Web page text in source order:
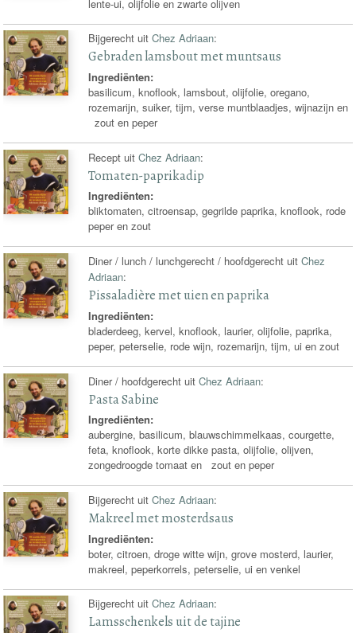
lente-ui, olijfolie en zwarte olijven
Bijgerecht uitChez Adriaan:
Gebraden lamsbout met muntsaus
Ingrediënten:
basilicum, knoflook, lamsbout, olijfolie, oregano,
rozemarijn, suiker, tijm, verse muntblaadjes, wijnazijn en
zout en peper
Recept uitChez Adriaan:
Tomaten-paprikadip
Ingrediënten:
bliktomaten, citroensap, gegrilde paprika, knoflook, rode
peper en zout
Diner / lunch / lunchgerecht / hoofdgerecht uitChez
Adriaan:
Pissaladière met uien en paprika
Ingrediënten:
bladerdeeg, kervel, knoflook, laurier, olijfolie, paprika,
peper, peterselie, rode wijn, rozemarijn, tijm, ui en zout
Diner / hoofdgerecht uitChez Adriaan:
Pasta Sabine
Ingrediënten:
aubergine, basilicum, blauwschimmelkaas, courgette,
feta, knoflook, korte dikke pasta, olijfolie, olijven,
zongedroogde tomaat en zout en peper
Bijgerecht uitChez Adriaan:
Makreel met mosterdsaus
Ingrediënten:
boter, citroen, droge witte wijn, grove mosterd, laurier,
makreel, peperkorrels, peterselie, ui en venkel
Bijgerecht uitChez Adriaan:
Lamsschenkels uit de tajine